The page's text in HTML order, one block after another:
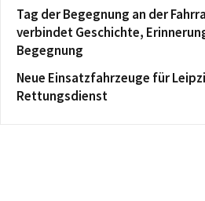
Tag der Begegnung an der
verbindet Geschichte,
Begegnung
Neue Einsatzfahrzeuge für
Rettungsdienst